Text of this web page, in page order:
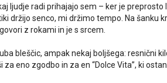
ljudje radi prihajajo sem – ker je preprosto
držijo senco, mi držimo tempo. Na šanku
z rokami in je s srcem.
bleščic, ampak nekaj boljšega: resnični
za eno zgodbo in za en “Dolce Vita”, ki